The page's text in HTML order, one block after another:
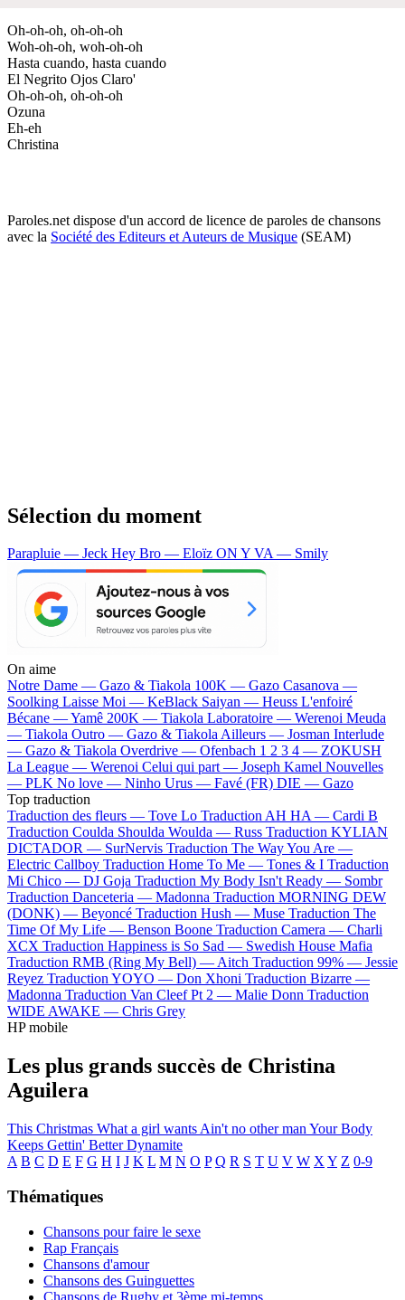
Oh-oh-oh, oh-oh-oh
Woh-oh-oh, woh-oh-oh
Hasta cuando, hasta cuando
El Negrito Ojos Claro'
Oh-oh-oh, oh-oh-oh
Ozuna
Eh-eh
Christina
Paroles.net dispose d'un accord de licence de paroles de chansons
avec la Société des Editeurs et Auteurs de Musique (SEAM)
Sélection du moment
Parapluie — Jeck Hey Bro — Eloïz ON Y VA — Smily
On aime
Notre Dame — Gazo & Tiakola 100K — Gazo Casanova —
Soolking Laisse Moi — KeBlack Saiyan — Heuss L'enfoiré
Bécane —Yamê 200K — Tiakola Laboratoire — Werenoi Meuda
— Tiakola Outro — Gazo & TiakolaAilleurs — Josman Interlude
— Gazo & Tiakola Overdrive — Ofenbach 1 2 3 4 — ZOKUSH
La League — Werenoi Celui qui part — Joseph Kamel Nouvelles
— PLK No love — Ninho Urus — Favé (FR) DIE — Gazo
Top traduction
Traduction des fleurs — Tove Lo Traduction AH HA — Cardi B
Traduction Coulda Shoulda Woulda — Russ Traduction KYLIAN
DICTADOR — SurNervis Traduction The Way You Are —
Electric Callboy Traduction Home To Me — Tones & I Traduction
Mi Chico — DJ Goja Traduction My Body Isn't Ready — Sombr
Traduction Danceteria — Madonna Traduction MORNING DEW
(DONK) — Beyoncé Traduction Hush — Muse Traduction The
Time Of My Life — Benson Boone Traduction Camera — Charli
XCX Traduction Happiness is So Sad — Swedish House Mafia
Traduction RMB (Ring My Bell) —Aitch Traduction 99% — Jessie
Reyez Traduction YOYO — Don Xhoni Traduction Bizarre —
Madonna Traduction Van Cleef Pt 2 — Malie Donn Traduction
WIDE AWAKE — Chris Grey
HP mobile
Les plus grands succès de Christina
Aguilera
This Christmas What a girl wants Ain't no other man Your Body
Keeps Gettin' BetterDynamite
A B C D E F G H I J K L M N O P Q R S T U V W X Y Z 0-9
Thématiques
Chansons pour faire le sexe
Rap Français
Chansons d'amour
Chansons des Guinguettes
Chansons de Rugby et 3ème mi-temps